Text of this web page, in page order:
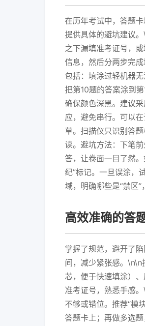
在历年考试中，答题
提供具体的避坑建议
之下漏填准考证号，
信息，然后分两步完
包括：填涂过轻机器
把第10题的答案涂到
确保颜色深黑。建议
应，避免串行。可以
草。扫描仪只识别答
读。避坑方法：下笔
答，让卷面一目了然
纪”标记。一旦误涂，
域，明确哪些是“禁区”
高效准确的答
掌握了规范，避开了
间，减少紧张感。\n\n
芯，便于快速填涂）
准考证号，熟悉手感
不够或错位。推荐“模
答题卡上；再做多选